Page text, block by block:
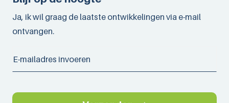
Ja, ik wil graag de laatste ontwikkelingen via e-mail
ontvangen.